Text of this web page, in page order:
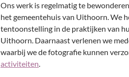
Ons werk is regelmatig te
het gemeentehuis van Uithoorn. We
tentoonstelling in de praktijken van
Uithoorn. Daarnaast verlenen we
waarbij we de fotografie kunnen
activiteiten.